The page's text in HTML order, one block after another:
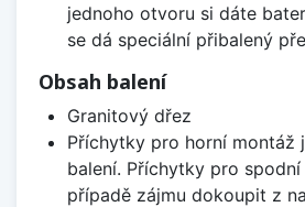
jednoho otvoru si dáte
se dá speciální přibalený
Obsah balení
Granitový dřez
Příchytky pro horní montáž
balení. Příchytky pro
případě zájmu dokoupit z